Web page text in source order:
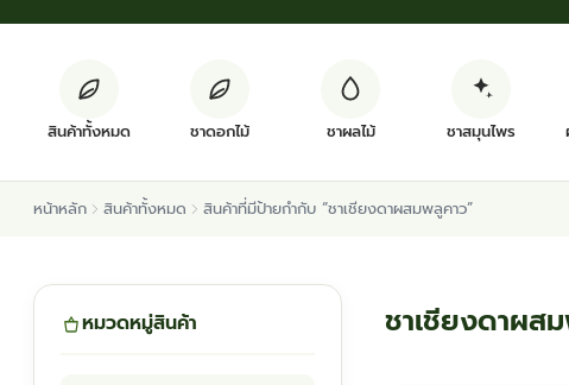
สินค้าทั้งหมด ชาดอกไม้ ชาผลไม้ ชาสมุนไพร
หน้าหลัก สินค้าทั้งหมด สินค้าที่มีป้ายกำกับ “ชาเชียงดาผสมพลูคาว”
หมวดหมู่สินค้า ชาเชียงดาผส